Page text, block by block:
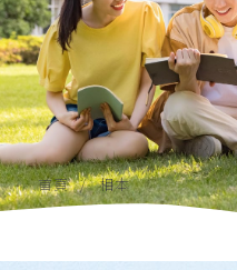
首頁 相本